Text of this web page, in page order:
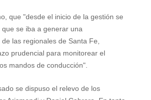
que "desde el inicio de la gestión se
se iba a generar una
las regionales de Santa Fe,
prudencial para monitorear el
mandos de conducción".
se dispuso el relevo de los